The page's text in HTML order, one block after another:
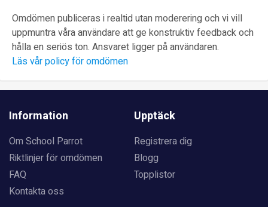
Omdömen publiceras i realtid utan moderering och vi vill
uppmuntra våra användare att ge konstruktiv feedback och
hålla en seriös ton. Ansvaret ligger på användaren.
Läs vår policy för omdömen
Information
Om School Parrot
Riktlinjer för omdömen
FAQ
Kontakta oss
Upptäck
Registrera dig
Blogg
Topplistor